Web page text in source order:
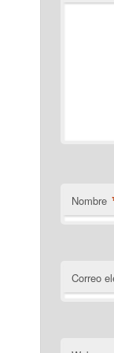
Nombre
Correo